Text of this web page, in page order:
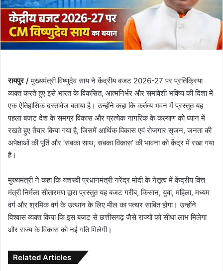
रायपुर /मुख्यमंत्री विष्णुदेव साय ने केंद्रीय बजट 2026-27 पर प्रतिक्रिया
व्यक्त करते हुए इसे भारत के विकसित, आत्मनिर्भर और समावेशी भविष्य की दिशा में
एक ऐतिहासिक दस्तावेज बताया है। उन्होंने कहा कि कर्तव्य भवन में प्रस्तुत यह
पहला बजट देश के समग्र विकास और प्रत्येक नागरिक के कल्याण को ध्यान में
रखते हुए तैयार किया गया है, जिसमें आर्थिक विकास एवं रोजगार सृजन, जनता की
अपेक्षाओं की पूर्ति और ‘सबका साथ, सबका विकास’ की भावना को केंद्र में रखा गया
है।
मुख्यमंत्री ने कहा कि यशस्वी प्रधानमंत्री नरेंद्र मोदी के नेतृत्व में केंद्रीय वित्त
मंत्री निर्मला सीतारमण द्वारा प्रस्तुत यह बजट गरीब, किसान, युवा, महिला, मध्यम
वर्ग और श्रमिक वर्ग के उत्थान के लिए मील का पत्थर साबित होगा। उन्होंने
विश्वास व्यक्त किया कि इस बजट से छत्तीसगढ़ जैसे राज्यों को सीधा लाभ मिलेगा
और राज्य के विकास को नई गति मिलेगी।
Related Articles